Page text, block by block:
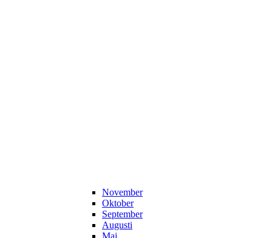
November
Oktober
September
Augusti
Maj